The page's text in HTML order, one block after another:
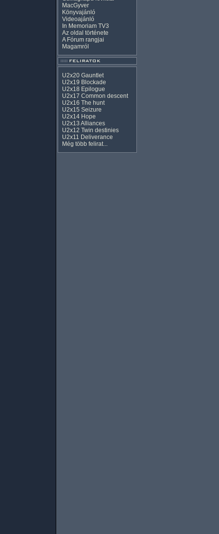
MacGyver
Könyvajánló
Videoajánló
In Memoriam TV3
Az oldal története
A Fórum rangjai
Magamról
U2x20 Gauntlet
U2x19 Blockade
U2x18 Epilogue
U2x17 Common descent
U2x16 The hunt
U2x15 Seizure
U2x14 Hope
U2x13 Alliances
U2x12 Twin destinies
U2x11 Deliverance
Még több felirat...